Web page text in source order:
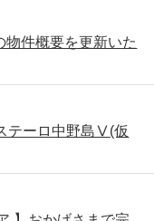
件概要を更新いた
テーロ中野島Ⅴ(仮